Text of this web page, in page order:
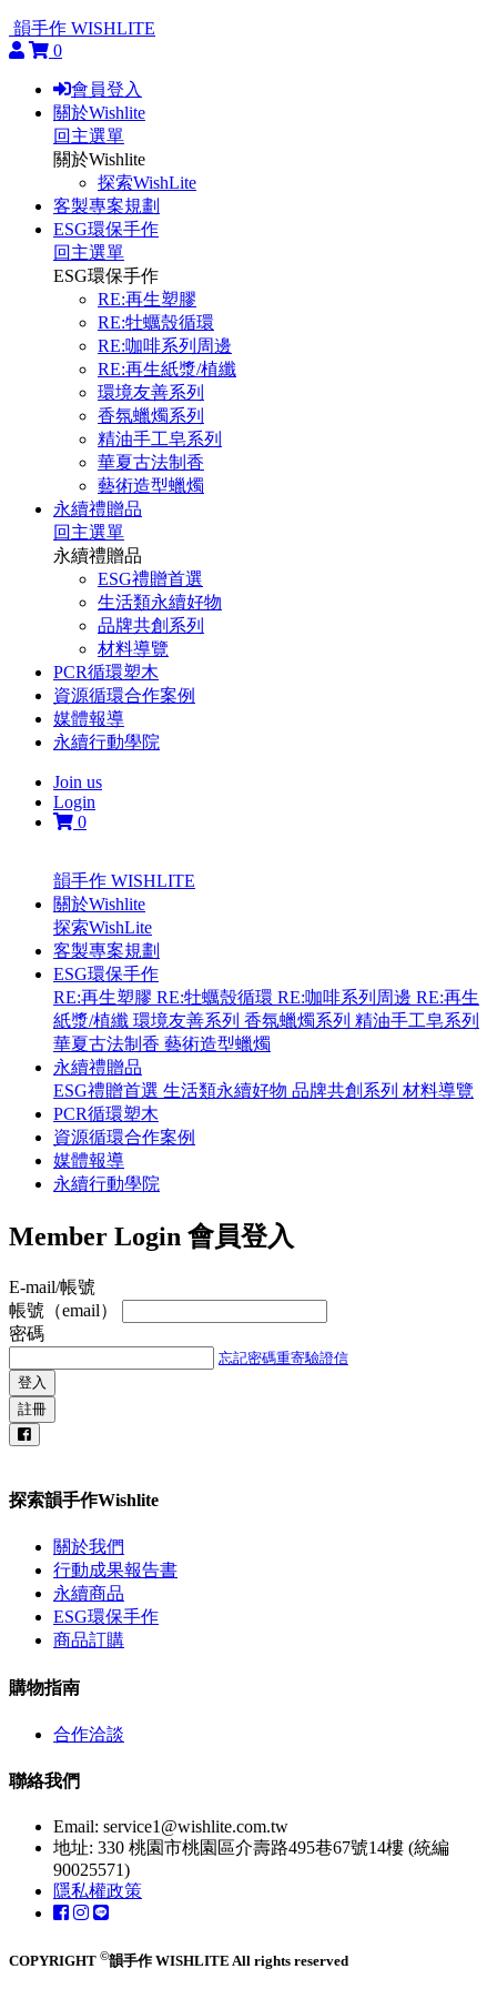
韻手作 WISHLITE
0
會員登入
關於Wishlite
回主選單
關於Wishlite
探索WishLite
客製專案規劃
ESG環保手作
回主選單
ESG環保手作
RE:再生塑膠
RE:牡蠣殼循環
RE:咖啡系列周邊
RE:再生紙漿/植纖
環境友善系列
香氛蠟燭系列
精油手工皂系列
華夏古法制香
藝術造型蠟燭
永續禮贈品
回主選單
永續禮贈品
ESG禮贈首選
生活類永續好物
品牌共創系列
材料導覽
PCR循環塑木
資源循環合作案例
媒體報導
永續行動學院
Join us
Login
0
韻手作 WISHLITE
關於Wishlite
探索WishLite
客製專案規劃
ESG環保手作
RE:再生塑膠 RE:牡蠣殼循環 RE:咖啡系列周邊 RE:再生
紙漿/植纖 環境友善系列 香氛蠟燭系列 精油手工皂系列
華夏古法制香 藝術造型蠟燭
永續禮贈品
ESG禮贈首選 生活類永續好物 品牌共創系列 材料導覽
PCR循環塑木
資源循環合作案例
媒體報導
永續行動學院
Member Login 會員登入
E-mail/帳號
帳號（email）
密碼
忘記密碼重寄驗證信
登入
註冊
探索韻手作Wishlite
關於我們
行動成果報告書
永續商品
ESG環保手作
商品訂購
購物指南
合作洽談
聯絡我們
Email: service1@wishlite.com.tw
地址: 330 桃園市桃園區介壽路495巷67號14樓 (統編
90025571)
隱私權政策
COPYRIGHT ©韻手作 WISHLITE All rights reserved